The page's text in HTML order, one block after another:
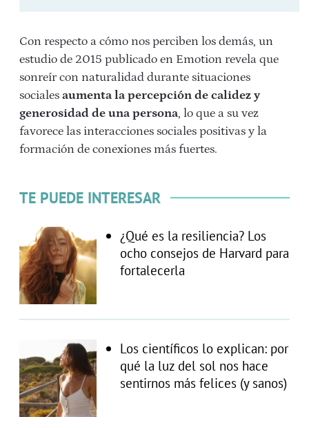
Con respecto a cómo nos perciben los demás, un
estudio de 2015 publicado en Emotion revela que
sonreír con naturalidad durante situaciones
sociales aumenta la percepción de calidez y
generosidad de una persona, lo que a su vez
favorece las interacciones sociales positivas y la
formación de conexiones más fuertes.
TE PUEDE INTERESAR
¿Qué es la resiliencia? Los
ocho consejos de Harvard para
fortalecerla
Los científicos lo explican: por
qué la luz del sol nos hace
sentirnos más felices (y sanos)